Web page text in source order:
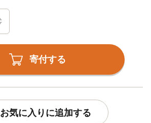
寄付する
お気に入りに追加する